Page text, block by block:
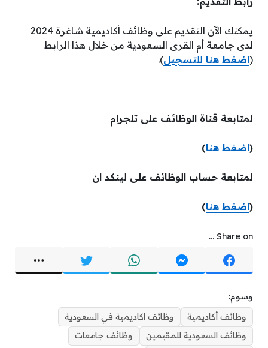
يمكنك الآن التقديم على وظائف أكاديمية شاغرة 2024
لدى جامعة أم القرى السعودية من خلال هذا الرابط
(اضغط هنا للتسجيل).
لمتابعة قناة الوظائف على تلجرام
(اضغط هنا)
لمتابعة حساب الوظائف على لينكد ان
(اضغط هنا)
Share on ...
وسوم:
وظائف أكاديمية
وظائف اكاديمية في السعودية
وظائف السعودية للمقيمين
وظائف جامعات